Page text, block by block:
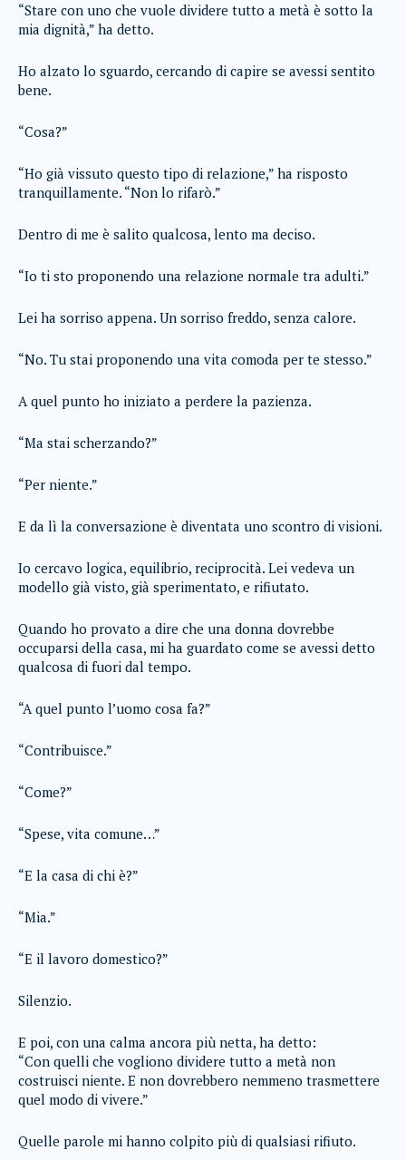
“Stare con uno che vuole dividere tutto a metà è sotto la
mia dignità,” ha detto.
Ho alzato lo sguardo, cercando di capire se avessi sentito
bene.
“Cosa?”
“Ho già vissuto questo tipo di relazione,” ha risposto
tranquillamente. “Non lo rifarò.”
Dentro di me è salito qualcosa, lento ma deciso.
“Io ti sto proponendo una relazione normale tra adulti.”
Lei ha sorriso appena. Un sorriso freddo, senza calore.
“No. Tu stai proponendo una vita comoda per te stesso.”
A quel punto ho iniziato a perdere la pazienza.
“Ma stai scherzando?”
“Per niente.”
E da lì la conversazione è diventata uno scontro di visioni.
Io cercavo logica, equilibrio, reciprocità. Lei vedeva un
modello già visto, già sperimentato, e rifiutato.
Quando ho provato a dire che una donna dovrebbe
occuparsi della casa, mi ha guardato come se avessi detto
qualcosa di fuori dal tempo.
“A quel punto l’uomo cosa fa?”
“Contribuisce.”
“Come?”
“Spese, vita comune…”
“E la casa di chi è?”
“Mia.”
“E il lavoro domestico?”
Silenzio.
E poi, con una calma ancora più netta, ha detto:
“Con quelli che vogliono dividere tutto a metà non
costruisci niente. E non dovrebbero nemmeno trasmettere
quel modo di vivere.”
Quelle parole mi hanno colpito più di qualsiasi rifiuto.